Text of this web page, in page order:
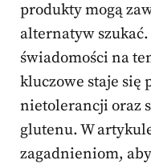
produkty mogą
alternatyw
świadomości na
kluczowe staje się
nietolerancji oraz
glutenu. W
zagadnieniom,